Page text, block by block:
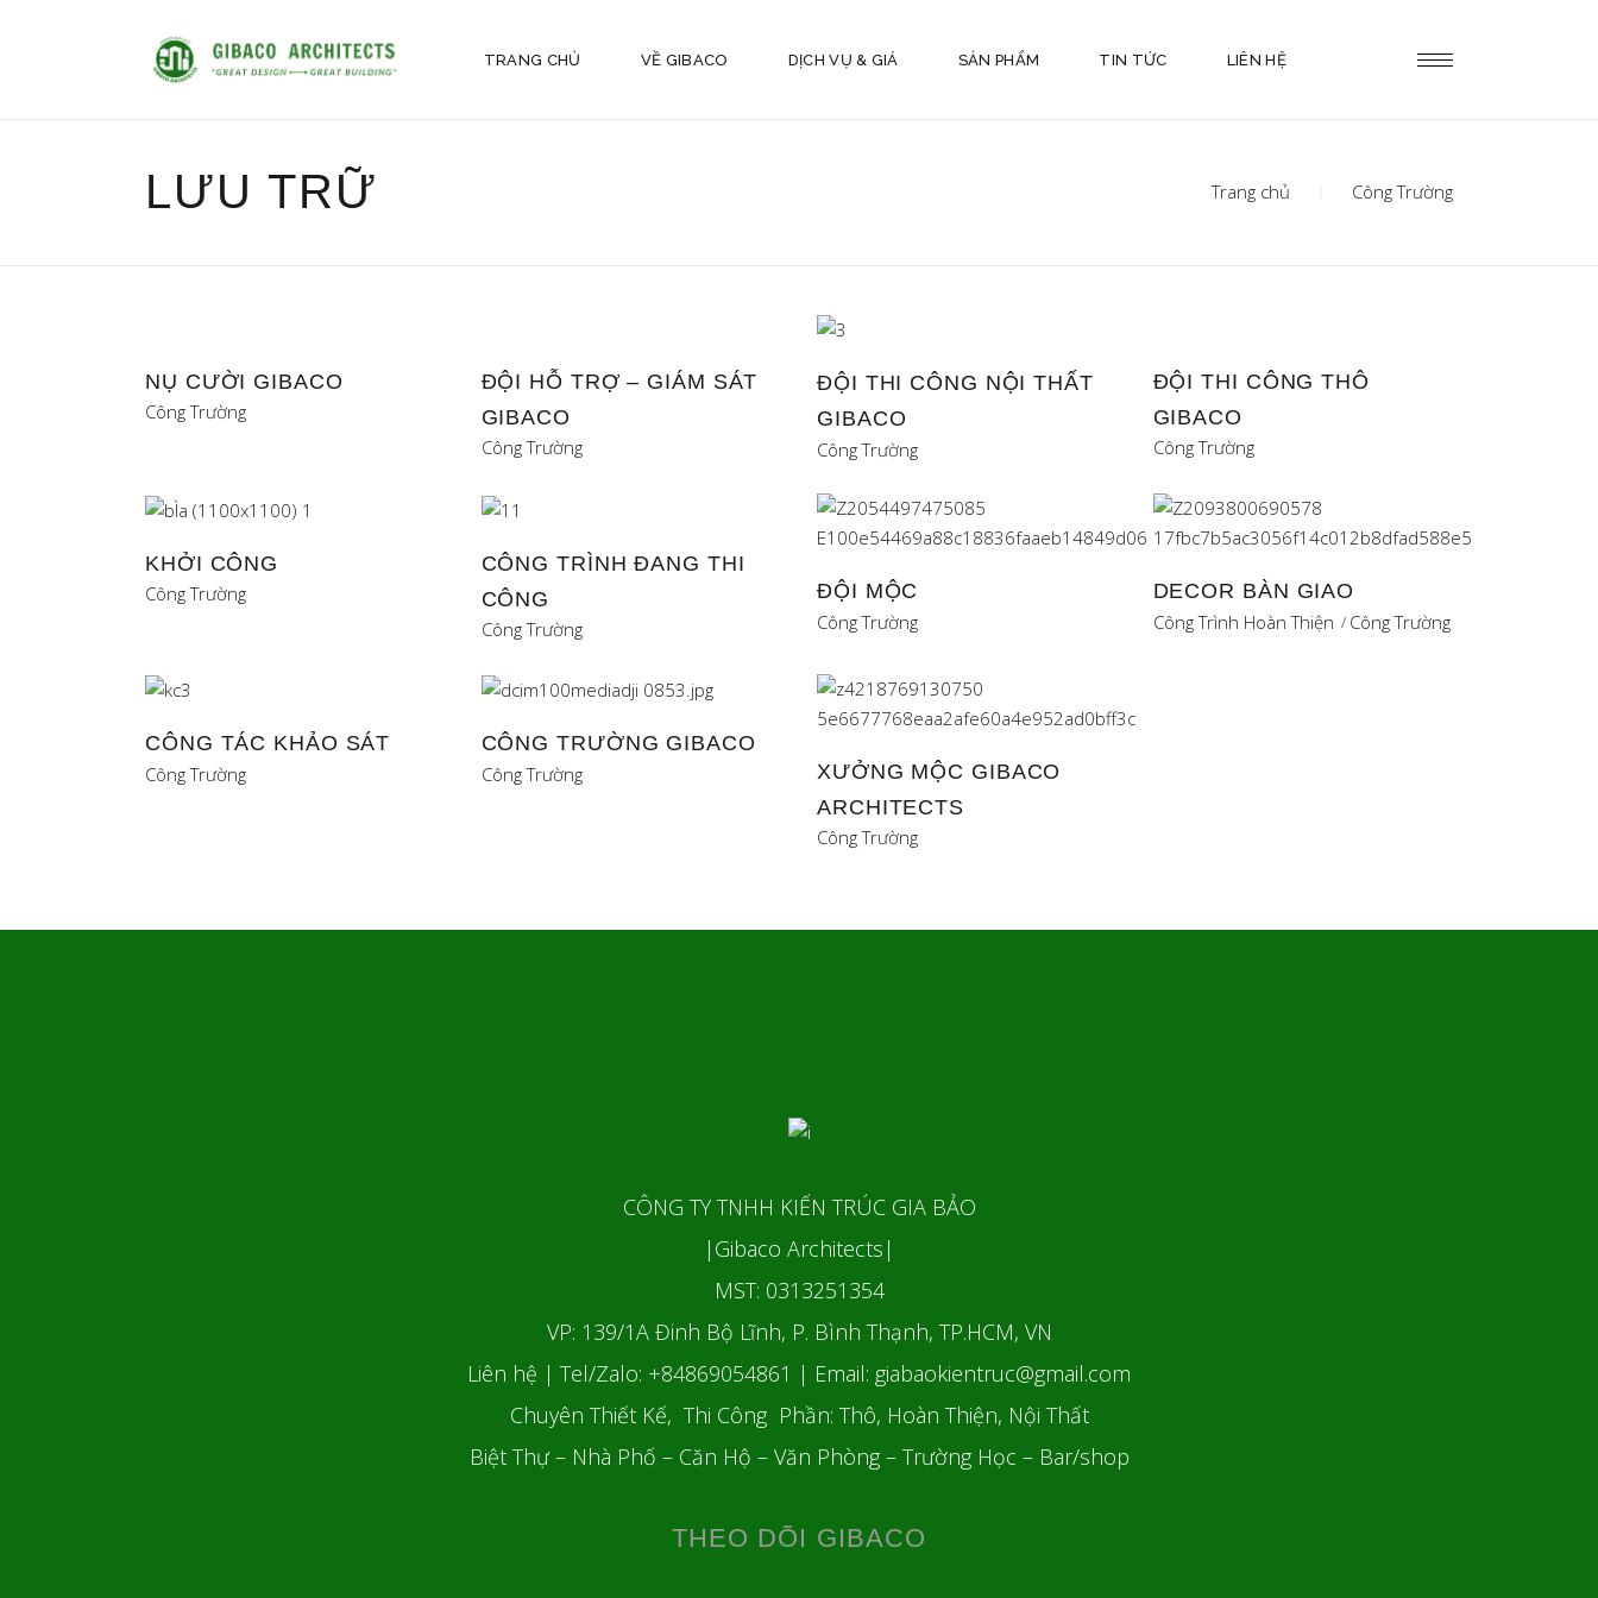
TRANG CHỦ VỀ GIBACO DỊCH VỤ & GIÁ SẢN PHẨM TIN TỨC LIÊN HỆ
LƯU TRỮ Trang chủ Công Trường
NỤ CƯỜI GIBACO
Công Trường
ĐỘI HỖ TRỢ – GIÁM SÁT
GIBACO
Công Trường
ĐỘI THI CÔNG NỘI THẤT
GIBACO
Công Trường
ĐỘI THI CÔNG THÔ
GIBACO
Công Trường
KHỞI CÔNG
Công Trường
CÔNG TRÌNH ĐANG THI
CÔNG
Công Trường
ĐỘI MỘC
Công Trường
DECOR BÀN GIAO
Công Trình Hoàn Thiện
Công Trường
CÔNG TÁC KHẢO SÁT
Công Trường
CÔNG TRƯỜNG GIBACO
Công Trường
XƯỞNG MỘC GIBACO
ARCHITECTS
Công Trường
CÔNG TY TNHH KIẾN TRÚC GIA BẢO
|Gibaco Architects|
MST: 0313251354
VP: 139/1A Đinh Bộ Lĩnh, P. Bình Thạnh, TP.HCM, VN
Liên hệ | Tel/Zalo: +84869054861 | Email: giabaokientruc@gmail.com
Chuyên Thiết Kế, Thi Công Phần: Thô, Hoàn Thiện, Nội Thất
Biệt Thự – Nhà Phố – Căn Hộ – Văn Phòng – Trường Học – Bar/shop
THEO DÕI GIBACO